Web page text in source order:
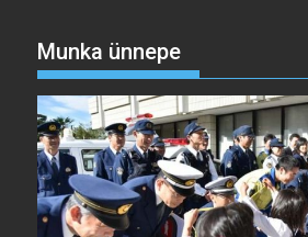
Munka ünnepe